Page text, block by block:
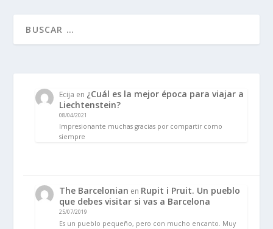
Ecija en ¿Cuál es la mejor época para viajar a
Liechtenstein?
08/04/2021
Impresionante muchas gracias por compartir como
siempre
The Barcelonian en Rupit i Pruit. Un pueblo
que debes visitar si vas a Barcelona
25/07/2019
Es un pueblo pequeño, pero con mucho encanto. Muy